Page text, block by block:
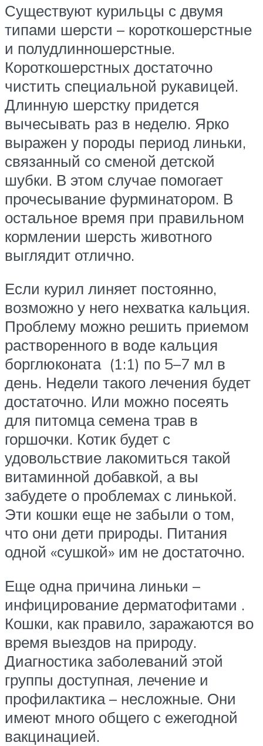
Существуют курильцы с двумя
типами шерсти – короткошерстные
и полудлинношерстные.
Короткошерстных достаточно
чистить специальной рукавицей.
Длинную шерстку придется
вычесывать раз в неделю. Ярко
выражен у породы период линьки,
связанный со сменой детской
шубки. В этом случае помогает
прочесывание фурминатором. В
остальное время при правильном
кормлении шерсть животного
выглядит отлично.
Если курил линяет постоянно,
возможно у него нехватка кальция.
Проблему можно решить приемом
растворенного в воде кальция
борглюконата (1:1) по 5–7 мл в
день. Недели такого лечения будет
достаточно. Или можно посеять
для питомца семена трав в
горшочки. Котик будет с
удовольствие лакомиться такой
витаминной добавкой, а вы
забудете о проблемах с линькой.
Эти кошки еще не забыли о том,
что они дети природы. Питания
одной «сушкой» им не достаточно.
Еще одна причина линьки –
инфицирование дерматофитами .
Кошки, как правило, заражаются во
время выездов на природу.
Диагностика заболеваний этой
группы доступная, лечение и
профилактика – несложные. Они
имеют много общего с ежегодной
вакцинацией.